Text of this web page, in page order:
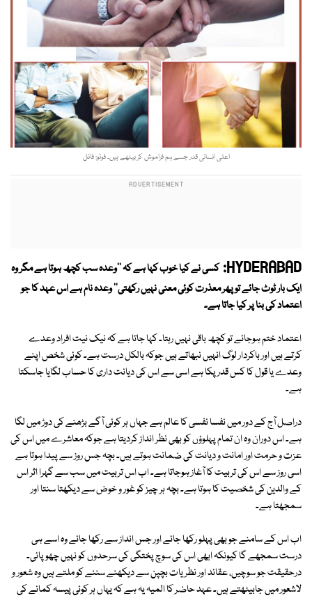
اعلیٰ انسانی قدر جسے ہم فراموش کر بیٹھے ہیں۔ فوٹو: فائل
HYDERABAD: کسی نے کیا خوب کہا ہے کہ ''وعدہ سب کچھ ہوتا ہے مگر وہ
ایک بار ٹوٹ جائے تو پھر معذرت کوئی معنی نہیں رکھتی'' وعدہ نام ہے اس عہد کا جو
اعتماد کی بنا پر کیا جاتا ہے۔
اعتماد ختم ہوجائے تو کچھ باقی نہیں رہتا۔ کہا جاتا ہے کہ نیک نیت افراد وعدے
کرتے ہیں اور باکردار لوگ انہیں نبھاتے ہیں جوکہ بالکل درست ہے۔ کوئی شخص اپنے
وعدے یا قول کا کس قدر پکا ہے اسی سے اس کی دیانت داری کا حساب لگایا جاسکتا
ہے۔
دراصل آج کے دور میں نفسا نفسی کا عالم ہے جہاں ہر کوئی آگے بڑھنے کی دوڑ میں لگا
ہے۔ اس دوران وہ ان تمام پہلوؤں کو بھی نظر انداز کردیتا ہے جوکہ معاشرے میں اس کی
عزت و حرمت اور امانت و دیانت کی ضمانت ہوتے ہیں۔ بچہ جس روز سے پیدا ہوتا ہے
اسی روز سے اس کی تربیت کا آغاز ہوجاتا ہے۔ اب اس تربیت میں سب سے گہرا اثر اس
کے والدین کی شخصیت کا ہوتا ہے۔ بچہ ہر چیز کو غور و خوض سے دیکھتا سنتا اور
سمجھتا ہے۔
اب اس کے سامنے جو بھی پہلو رکھا جائے اور جس انداز سے رکھا جائے وہ اسے ہی
درست سمجھے گا کیونکہ ابھی اس کی سوچ پختگی کی سرحدوں کو نہیں چھوپائی۔
درحقیقت جو سوچیں، عقائد اور نظریات بچپن سے دیکھنے سننے کو ملتے ہیں وہ شعور و
لاشعور میں جابیٹھتے ہیں۔ عہد حاضر کا المیہ یہ ہے کہ یہاں ہر کوئی پیسہ کمانے کی